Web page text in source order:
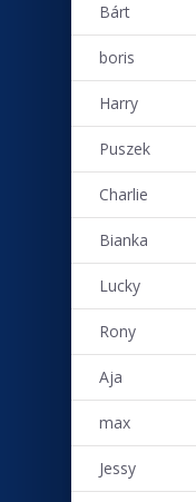
Bárt
boris
Harry
Puszek
Charlie
Bianka
Lucky
Rony
Aja
max
Jessy